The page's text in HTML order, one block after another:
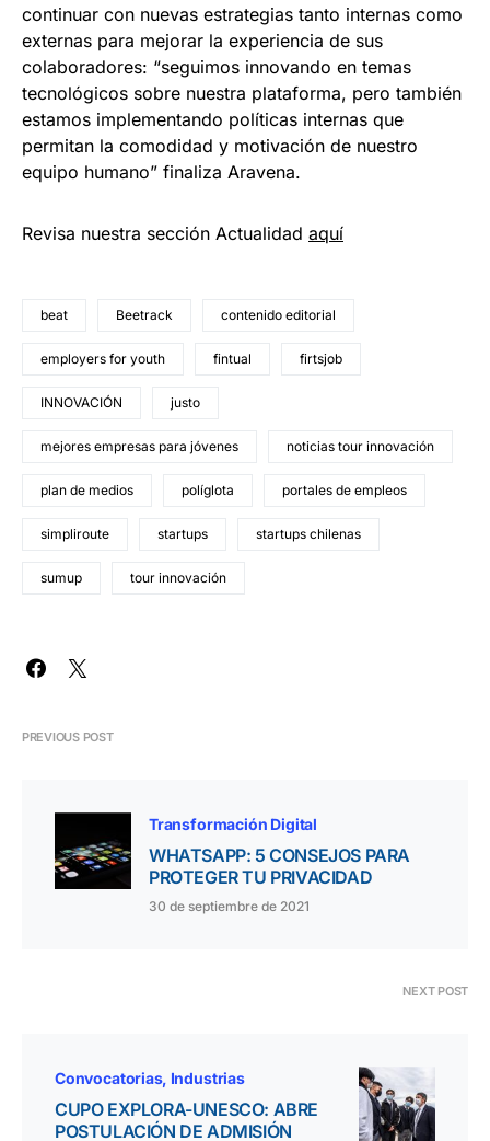
continuar con nuevas estrategias tanto internas como
externas para mejorar la experiencia de sus
colaboradores: “seguimos innovando en temas
tecnológicos sobre nuestra plataforma, pero también
estamos implementando políticas internas que
permitan la comodidad y motivación de nuestro
equipo humano” finaliza Aravena.
Revisa nuestra sección Actualidad aquí
beat Beetrack contenido editorial
employers for youth fintual firtsjob
INNOVACIÓN justo
mejores empresas para jóvenes noticias tour innovación
plan de medios políglota portales de empleos
simpliroute startups startups chilenas
sumup tour innovación
PREVIOUS POST
Transformación Digital
WHATSAPP: 5 CONSEJOS PARA
PROTEGER TU PRIVACIDAD
30 de septiembre de 2021
NEXT POST
Convocatorias Industrias
CUPO EXPLORA-UNESCO: ABRE
POSTULACIÓN DE ADMISIÓN